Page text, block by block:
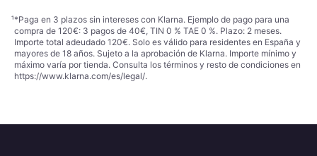
¹*Paga en 3 plazos sin intereses con Klarna. Ejemplo de pago para una
compra de 120€: 3 pagos de 40€, TIN 0 % TAE 0 %. Plazo: 2 meses.
Importe total adeudado 120€. Solo es válido para residentes en España y
mayores de 18 años. Sujeto a la aprobación de Klarna. Importe mínimo y
máximo varía por tienda. Consulta los términos y resto de condiciones en
https://www.klarna.com/es/legal/.